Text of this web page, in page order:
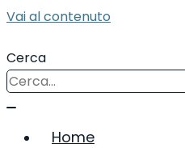
Vai al contenuto
Cerca
Home